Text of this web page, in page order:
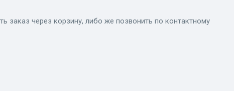
через корзину, либо же позвонить по контактному